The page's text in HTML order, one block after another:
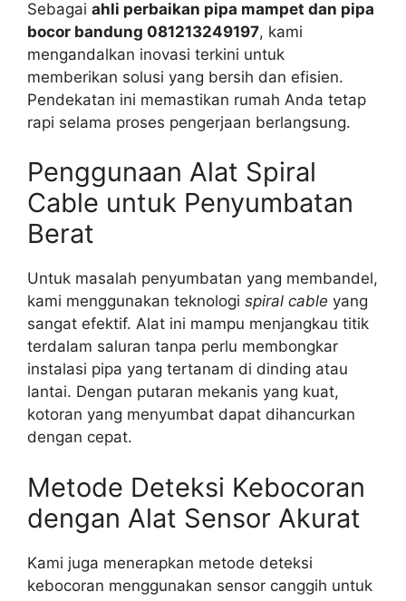
Sebagai ahli perbaikan pipa mampet dan pipa
bocor bandung 081213249197, kami
mengandalkan inovasi terkini untuk
memberikan solusi yang bersih dan efisien.
Pendekatan ini memastikan rumah Anda tetap
rapi selama proses pengerjaan berlangsung.
Penggunaan Alat Spiral
Cable untuk Penyumbatan
Berat
Untuk masalah penyumbatan yang membandel,
kami menggunakan teknologi spiral cable yang
sangat efektif. Alat ini mampu menjangkau titik
terdalam saluran tanpa perlu membongkar
instalasi pipa yang tertanam di dinding atau
lantai. Dengan putaran mekanis yang kuat,
kotoran yang menyumbat dapat dihancurkan
dengan cepat.
Metode Deteksi Kebocoran
dengan Alat Sensor Akurat
Kami juga menerapkan metode deteksi
kebocoran menggunakan sensor canggih untuk